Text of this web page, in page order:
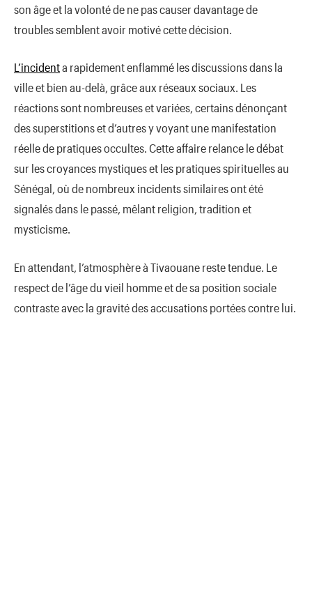
son âge et la volonté de ne pas causer davantage de
troubles semblent avoir motivé cette décision.
L’incidenta rapidement enflammé les discussions dans la
ville et bien au-delà, grâce aux réseaux sociaux. Les
réactions sont nombreuses et variées, certains dénonçant
des superstitions et d’autres y voyant une manifestation
réelle de pratiques occultes. Cette affaire relance le débat
sur les croyances mystiques et les pratiques spirituelles au
Sénégal, où de nombreux incidents similaires ont été
signalés dans le passé, mêlant religion, tradition et
mysticisme.
En attendant, l’atmosphère à Tivaouane reste tendue. Le
respect de l’âge du vieil homme et de sa position sociale
contraste avec la gravité des accusations portées contre lui.